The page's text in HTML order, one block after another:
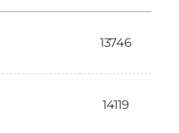
13746
14119